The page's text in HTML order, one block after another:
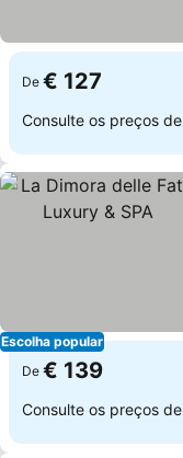
De € 127
Consulte os preços de
Escolha popular
De € 139
Consulte os preços de